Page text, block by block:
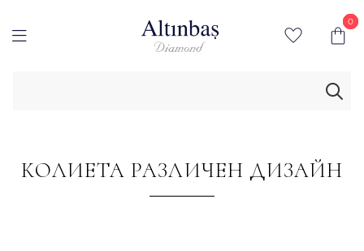
0
0
КОЛИЕТА РАЗЛИЧЕН ДИЗАЙН